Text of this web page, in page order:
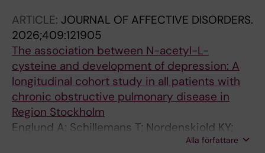
ARTICLE: JOURNAL OF AFFECTIVE DISORDERS.
2026;409:121905
The association between N-acetyl-L-
cysteine and development of depression: A
longitudinal cohort study in all patients with
chronic obstructive pulmonary disease in
Region Stockholm
Englund A; Schillemans T; Nordenskiold KY;
Wallensten J; Carlsson AC; Wachtler CAlla författare